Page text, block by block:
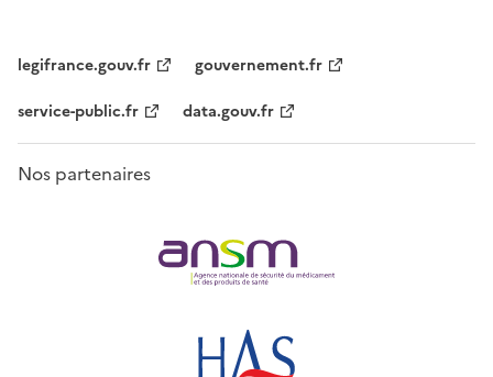
legifrance.gouv.fr
gouvernement.fr
service-public.fr
data.gouv.fr
Nos partenaires